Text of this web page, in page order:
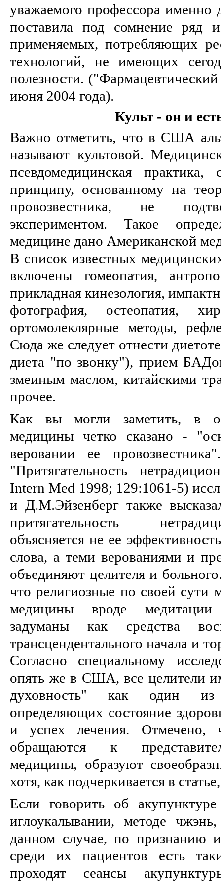
уважаемого профессора именно
поставила под сомнение ряд
применяемых, потребляющих
технологий, не имеющих
полезности.
июня 2004 года).
Культ - он и
Важно отметить, что в США
называют культовой.
псевдомедицинская
принципу, основанному на
провозвестника, не
экспериментом. Такое
медицине дано Американской
В список известных
включены гомеопатия,
прикладная кинезология,
фотография, остеопатия,
ортомолеклярные методы,
Сюда же следует отнести
диета "по звонку"), прием
змеиным маслом, китайскими
прочее.
Как вы могли заметить, в
медицины четко сказано -
веровании ее
"Притягательность
Intern Med 1998; 129:1061-5)
и Д.М.Эйзенберг также
притягательность
объясняется не ее
слова, а теми верованиями и
объединяют целителя и
что религиозные по своей сути
медицины вроде медитации
задуманы как средства
трансцендентального начала и
Согласно специальному
опять же в США, все целители
духовность" как один из
определяющих состояние
и успех лечения. Отмечено,
обращаются к
медицины, образуют
хотя, как подчеркивается в
Если говорить об акупунктуре
иглоукалывании, методе
данном случае, по признанию
среди их пациентов есть
проходят сеансы